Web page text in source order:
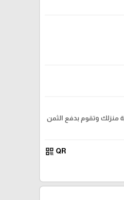
منزلك وتقوم بدفع الثمن
QR
qr_code